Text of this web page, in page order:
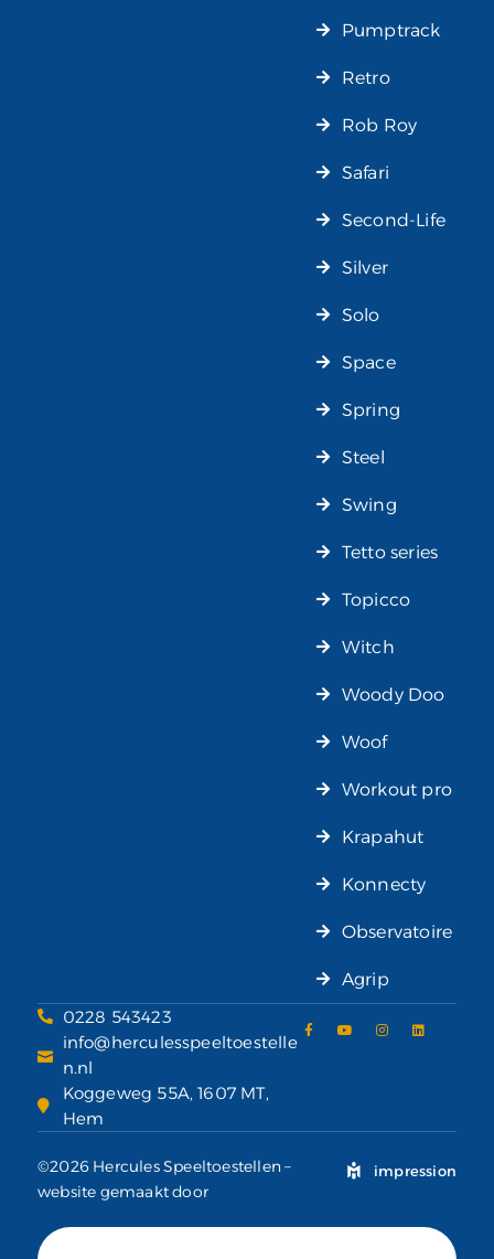
Pumptrack
Retro
Rob Roy
Safari
Second-Life
Silver
Solo
Space
Spring
Steel
Swing
Tetto series
Topicco
Witch
Woody Doo
Woof
Workout pro
Krapahut
Konnecty
Observatoire
Agrip
0228 543423
info@herculesspeeltoestelle
n.nl
Koggeweg 55A, 1607 MT,
Hem
©2026 Hercules Speeltoestellen –
website gemaakt door
impression